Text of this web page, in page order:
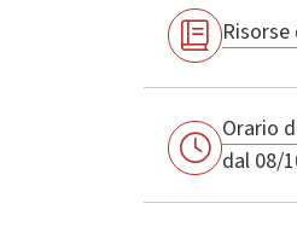
Orario
dal 08/